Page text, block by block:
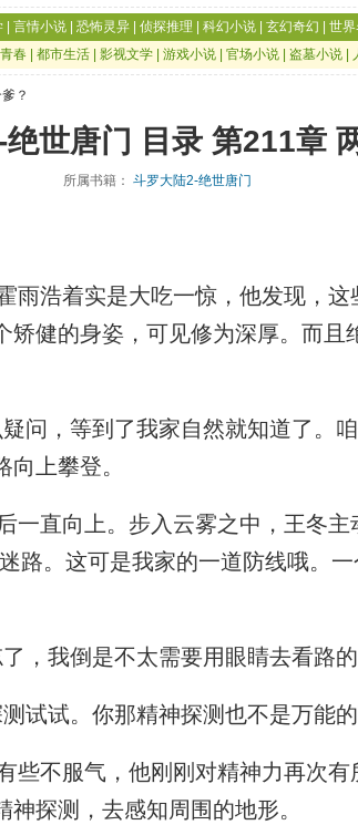
言情小说 恐怖灵异 侦探推理 科幻小说 玄幻奇幻 世
春 都市生活 影视文学 游戏小说 官场小说 盗墓小说
？
世唐门 目录 第211章
所属书籍： 斗罗大陆2-绝世唐门
浩着实是大吃一惊，他发现，这
矫健的身姿，可见修为深厚。而且
问，等到了我家自然就知道了。
上攀登。
直向上。步入云雾之中，王冬主
路。这可是我家的一道防线哦。
，我倒是不太需要用眼睛去看路的
试试。你那精神探测也不是万能的
不服气，他刚刚对精神力再次有
探测，去感知周围的地形。